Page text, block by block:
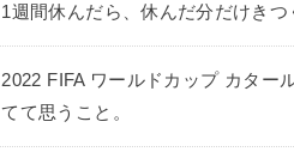
1週間休んだら、休んだ分だけきつ
2022 FIFA ワールドカップ カター
てて思うこと。